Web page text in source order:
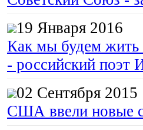
19 Января 2016
Как мы будем жить
- российский поэт
02 Сентября 2015
США ввели новые